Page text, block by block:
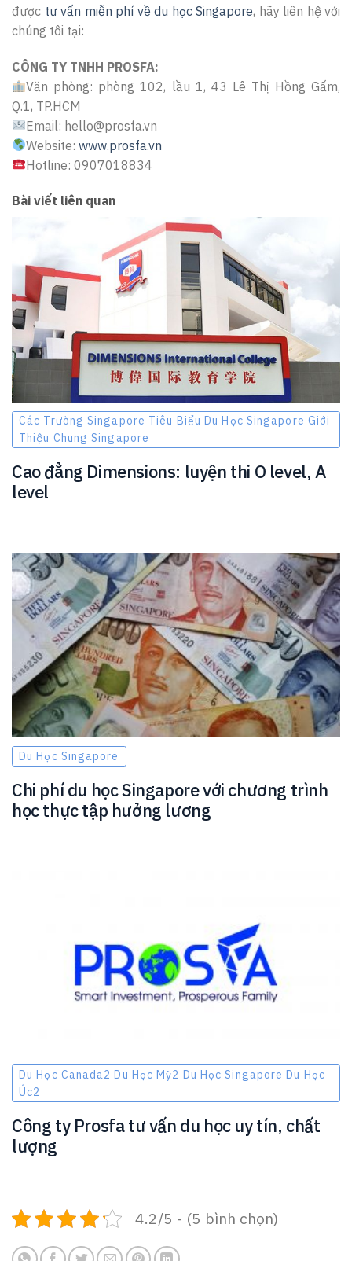
được tư vấn miễn phí về du học Singapore, hãy liên hệ với
chúng tôi tại:
CÔNG TY TNHH PROSFA:
Văn phòng: phòng 102, lầu 1, 43 Lê Thị Hồng Gấm,
Q.1, TP.HCM
Email: hello@prosfa.vn
Website:www.prosfa.vn
Hotline: 0907018834
Bài viết liên quan
Các Trường Singapore Tiêu Biểu Du Học Singapore Giới
Thiệu Chung Singapore
Cao đẳng Dimensions: luyện thi O level, A
level
Du Học Singapore
Chi phí du học Singapore với chương trình
học thực tập hưởng lương
Du Học Canada2 Du Học Mỹ2 Du Học Singapore Du Học
Úc2
Công ty Prosfa tư vấn du học uy tín, chất
lượng
4.2/5 - (5 bình chọn)